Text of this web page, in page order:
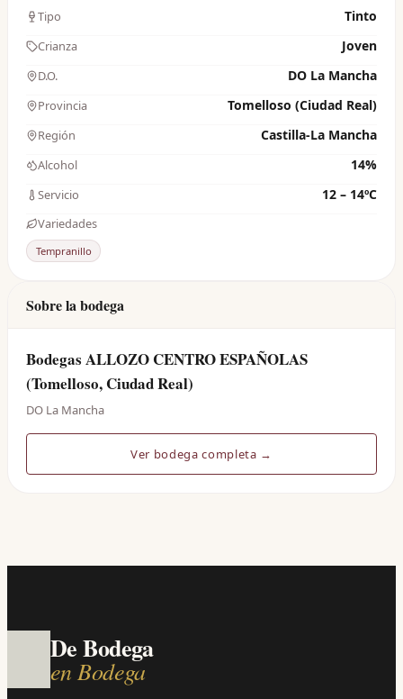
Tipo Tinto
Crianza Joven
D.O. DO La Mancha
Provincia Tomelloso (Ciudad Real)
Región Castilla-La Mancha
Alcohol 14%
Servicio 12 – 14ºC
Variedades
Tempranillo
Sobre la bodega
Bodegas ALLOZO CENTRO ESPAÑOLAS
(Tomelloso, Ciudad Real)
DO La Mancha
Ver bodega completa →
De Bodega
en Bodega